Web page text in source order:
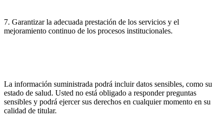
7. Garantizar la adecuada prestación de los servicios y el
mejoramiento continuo de los procesos institucionales.
La información suministrada podrá incluir datos sensibles, como su
estado de salud. Usted no está obligado a responder preguntas
sensibles y podrá ejercer sus derechos en cualquier momento en su
calidad de titular.